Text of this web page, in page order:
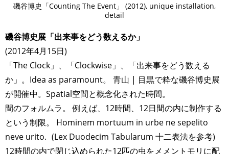
磯谷博史「Counting The Event」 (2012), unique installation,
detail
磯谷博史展「出来事をどう数えるか」
(2012年4月15日)
「The Clock」、「Clockwise」、「出来事をどう数える
か」。Idea as paramount。 青山 | 目黒で粋な磯谷博史展
が開催中。Spatial空間と概念化された時間。
間のフォルムラ。 例えば、12時間、12日間の内に制作する
という制限。 Hominem mortuum in urbe ne sepelito
neve urito. (Lex Duodecim Tabularum 十二表法を参考)
12時間の内で閉じ込められた12匹の虫をメメントモリに配